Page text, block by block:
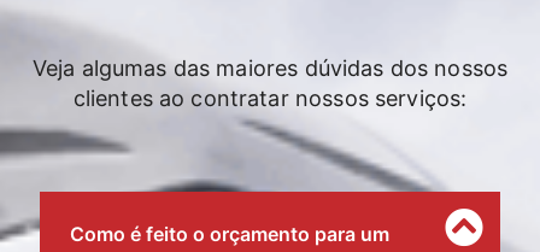
Veja algumas das maiores dúvidas dos nossos
clientes ao contratar nossos serviços:
Como é feito o orçamento para um